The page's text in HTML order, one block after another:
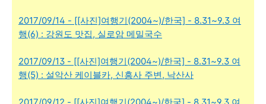
2017/09/14 - [[사진]여행기(2004~)/한국] - 8.31~9.3 여
행(6) : 강원도 맛집, 실로암 메밀국수
2017/09/13 - [[사진]여행기(2004~)/한국] - 8.31~9.3 여
행(5) : 설악산 케이블카, 신흥사 주변, 낙산사